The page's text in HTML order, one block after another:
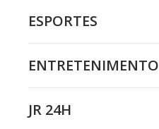
ESPORTES
ENTRETENIMENTO
JR 24H